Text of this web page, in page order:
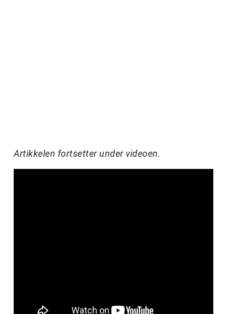
Artikkelen fortsetter under videoen.